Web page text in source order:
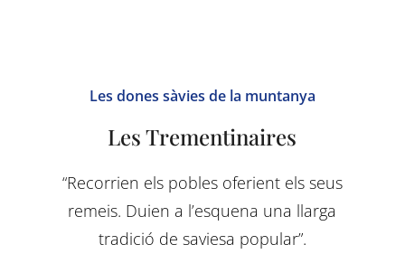
Les dones sàvies de la muntanya
Les Trementinaires
“Recorrien els pobles oferient els seus
remeis. Duien a l’esquena una llarga
tradició de saviesa popular”.